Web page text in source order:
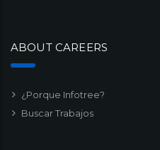
ABOUT CAREERS
¿Porque Infotree?
Buscar Trabajos